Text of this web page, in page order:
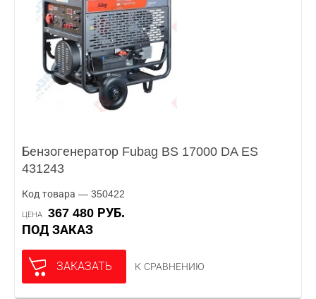
Бензогенератор Fubag BS 17000 DA ES
431243
Код товара — 350422
ЦЕНА
367 480 РУБ.
ПОД ЗАКАЗ
ЗАКАЗАТЬ К СРАВНЕНИЮ